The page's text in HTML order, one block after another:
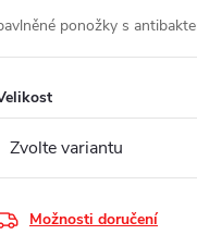
ponožky s
Možnosti doručení